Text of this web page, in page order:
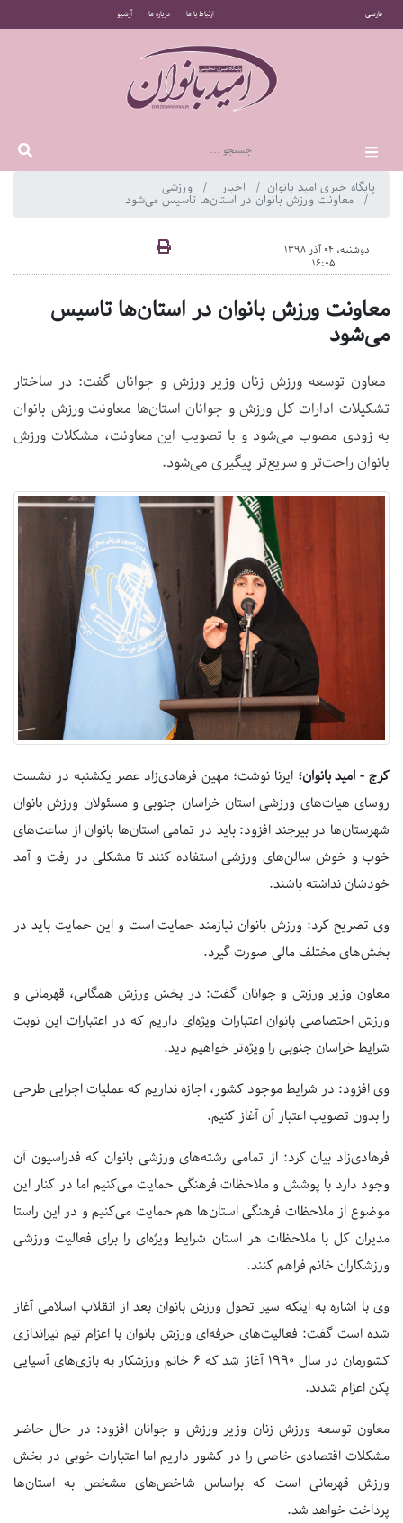
فارسی ارتباط با ما درباره ما آرشیو
پایگاه خبری امید بانوان اخبار ورزشی
معاونت ورزش بانوان در استان‌ها تاسیس می‌شود
دوشنبه، 04 آذر 1398
- 16:05
معاونت ورزش بانوان در استان‌ها تاسیس
می‌شود
معاون توسعه ورزش زنان وزیر ورزش و جوانان گفت: در ساختار
تشکیلات ادارات کل ورزش و جوانان استان‌ها معاونت ورزش بانوان
به زودی مصوب می‌شود و با تصویب این معاونت، مشکلات ورزش
بانوان راحت‌تر و سریع‌تر پیگیری می‌شود.
کرج - امید بانوان؛ ایرنا نوشت؛ مهین فرهادی‌زاد عصر یکشنبه در نشست
روسای هیات‌های ورزشی استان خراسان جنوبی و مسئولان ورزش بانوان
شهرستان‌ها در بیرجند افزود: باید در تمامی استان‌ها بانوان از ساعت‌های
خوب و خوش سالن‌های ورزشی استفاده کنند تا مشکلی در رفت و آمد
خودشان نداشته باشند.
وی تصریح کرد: ورزش بانوان نیازمند حمایت است و این حمایت باید در
بخش‌های مختلف مالی صورت گیرد.
معاون وزیر ورزش و جوانان گفت: در بخش ورزش همگانی، قهرمانی و
ورزش اختصاصی بانوان اعتبارات ویژه‌ای داریم که در اعتبارات این نوبت
شرایط خراسان جنوبی را ویژه‌تر خواهیم دید.
وی افزود: در شرایط موجود کشور، اجازه نداریم که عملیات اجرایی طرحی
را بدون تصویب اعتبار آن آغاز کنیم.
فرهادی‌زاد بیان کرد: از تمامی رشته‌های ورزشی بانوان که فدراسیون آن
وجود دارد با پوشش و ملاحظات فرهنگی حمایت می‌کنیم اما در کنار این
موضوع از ملاحظات فرهنگی استان‌ها هم حمایت می‌کنیم و در این راستا
مدیران کل با ملاحظات هر استان شرایط ویژه‌ای را برای فعالیت ورزشی
ورزشکاران خانم فراهم کنند.
وی با اشاره به اینکه سیر تحول ورزش بانوان بعد از انقلاب اسلامی آغاز
شده است گفت: فعالیت‌های حرفه‌ای ورزش بانوان با اعزام تیم تیراندازی
کشورمان در سال ۱۹۹۰ آغاز شد که ۶ خانم ورزشکار به بازی‌های آسیایی
پکن اعزام شدند.
معاون توسعه ورزش زنان وزیر ورزش و جوانان افزود: در حال حاضر
مشکلات اقتصادی خاصی را در کشور داریم اما اعتبارات خوبی در بخش
ورزش قهرمانی است که براساس شاخص‌های مشخص به استان‌ها
پرداخت خواهد شد.